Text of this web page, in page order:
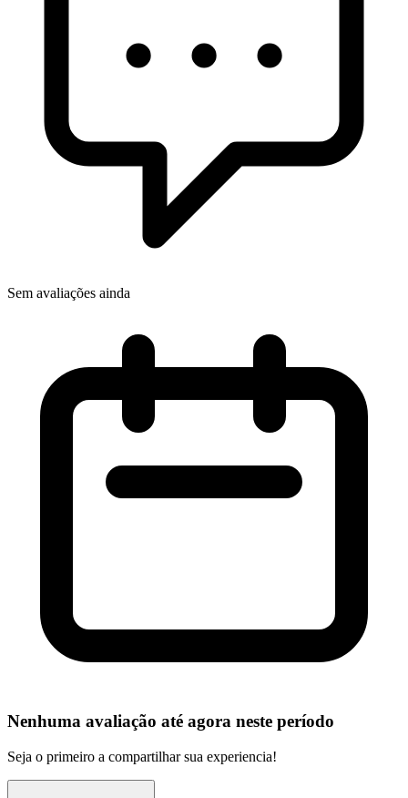
Sem avaliações ainda
Nenhuma avaliação até agora neste período
Seja o primeiro a compartilhar sua experiencia!